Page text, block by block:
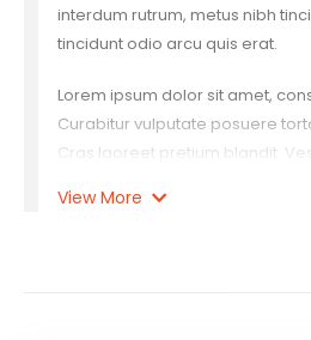
interdum rutrum, metus nibh
tincidunt odio arcu quis erat.
Lorem ipsum dolor sit amet,
Curabitur vulputate posuere
Cras laoreet pretium blandit.
Praesent semper porta
View More